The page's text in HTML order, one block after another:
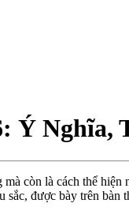
Ý
còn là cách thể
được bày trên